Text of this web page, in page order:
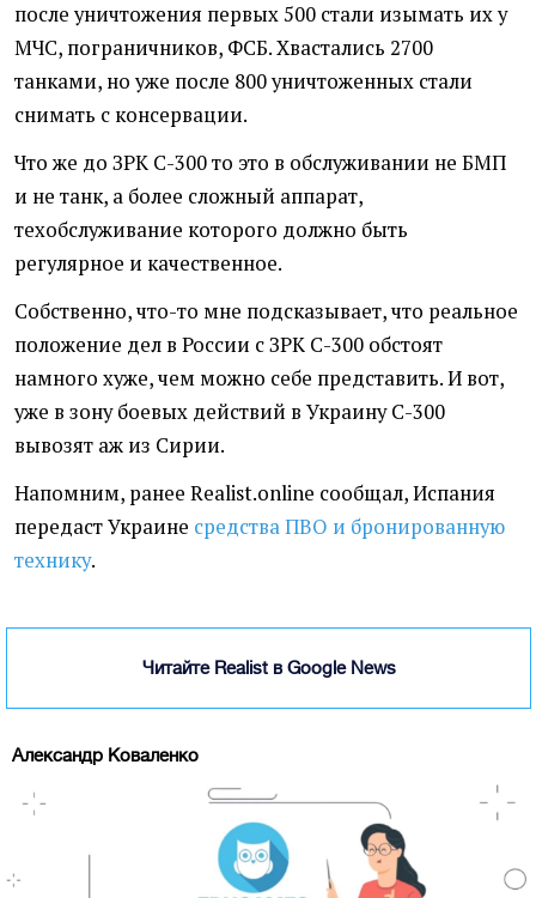
после уничтожения первых 500 стали изымать их у
МЧС, пограничников, ФСБ. Хвастались 2700
танками, но уже после 800 уничтоженных стали
снимать с консервации.
Что же до ЗРК С-300 то это в обслуживании не БМП
и не танк, а более сложный аппарат,
техобслуживание которого должно быть
регулярное и качественное.
Собственно, что-то мне подсказывает, что реальное
положение дел в России с ЗРК С-300 обстоят
намного хуже, чем можно себе представить. И вот,
уже в зону боевых действий в Украину С-300
вывозят аж из Сирии.
Напомним, ранее Realist.online сообщал, Испания
передаст Украине средства ПВО и бронированную
технику.
Читайте Realist в Google News
Александр Коваленко